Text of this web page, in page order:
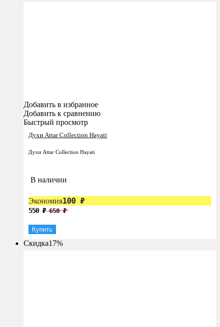
Добавить в избранное
Добавить к сравнению
Быстрый просмотр
Духи ​Attar Collection Hayati
Духи ​Attar Collection Hayati
В наличии
Экономия100 ₽
550 ₽ 650₽
Купить
Скидка17%